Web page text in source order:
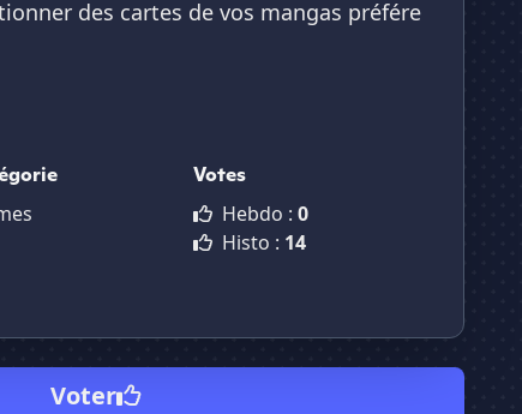
des cartes de vos mangas préfére
Votes
Hebdo : 0
Histo : 14
Voter